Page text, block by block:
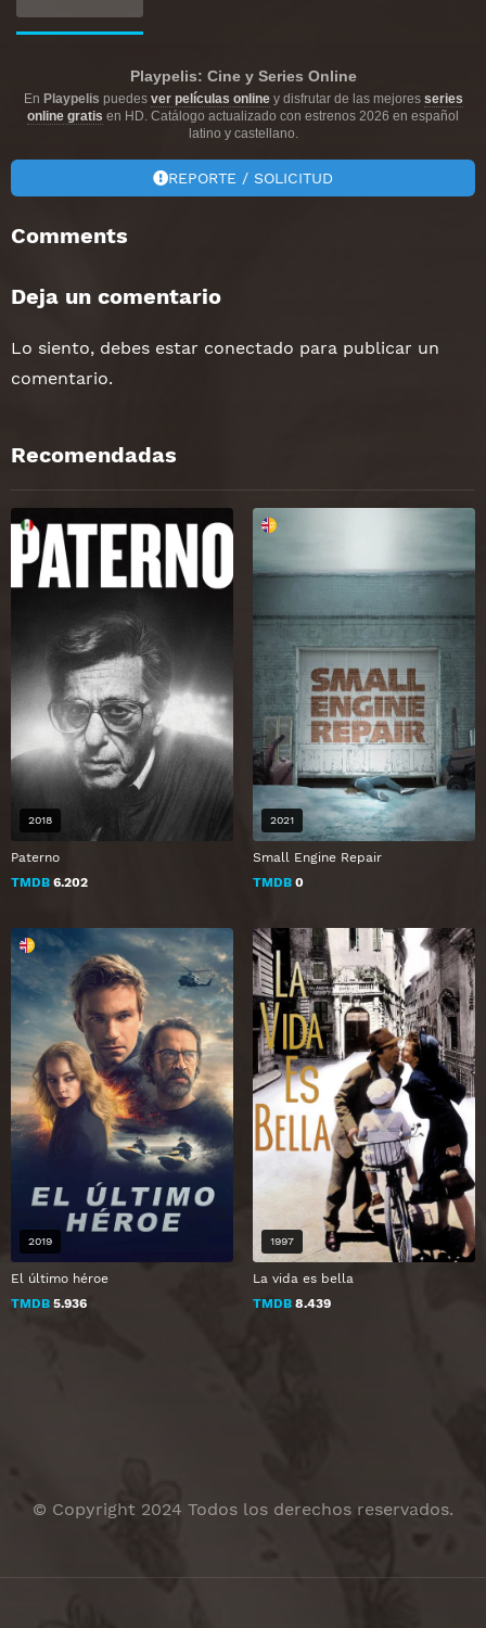
Playpelis: Cine y Series Online
En Playpelis puedes ver películas onliney disfrutar de las mejores series
online gratis en HD. Catálogo actualizado con estrenos 2026 en español
latino y castellano.
REPORTE / SOLICITUD
Comments
Deja un comentario
Lo siento, debes estar conectado para publicar un
comentario.
Recomendadas
Paterno
TMDB 6.202
2018
Small Engine Repair
TMDB 0
2021
El último héroe
TMDB 5.936
2019
La vida es bella
TMDB 8.439
1997
© Copyright 2024 Todos los derechos reservados.